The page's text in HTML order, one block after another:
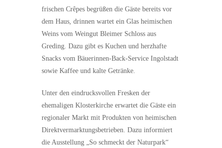
frischen Crêpes begrüßen die Gäste bereits vor
dem Haus, drinnen wartet ein Glas heimischen
Weins vom Weingut Bleimer Schloss aus
Greding. Dazu gibt es Kuchen und herzhafte
Snacks vom Bäuerinnen-Back-Service Ingolstadt
sowie Kaffee und kalte Getränke.
Unter den eindrucksvollen Fresken der
ehemaligen Klosterkirche erwartet die Gäste ein
regionaler Markt mit Produkten von heimischen
Direktvermarktungsbetrieben. Dazu informiert
die Ausstellung „So schmeckt der Naturpark“